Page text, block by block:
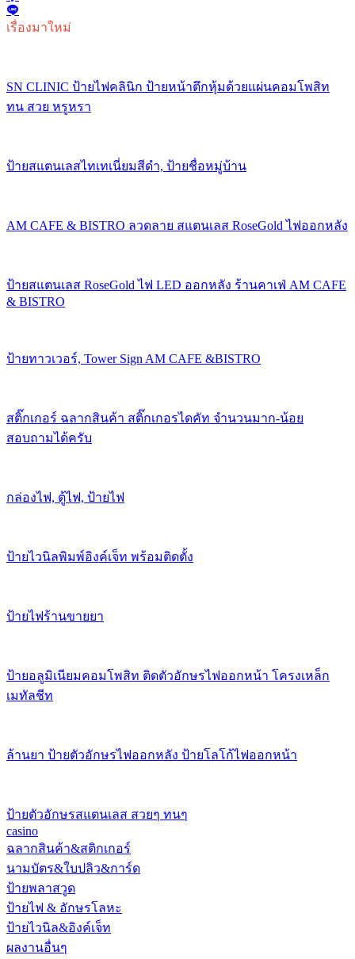
เรื่องมาใหม่
SN CLINIC ป้ายไฟคลินิก ป้ายหน้าตึกหุ้มด้วยแผ่นคอมโพสิท
ทน สวย หรูหรา
ป้ายสแตนเลสไทเทเนี่ยมสีดำ, ป้ายชื่อหมู่บ้าน
AM CAFE & BISTRO ลวดลาย สแตนเลส RoseGold ไฟออกหลัง
ป้ายสแตนเลส RoseGold ไฟ LED ออกหลัง ร้านคาเฟ่ AM CAFE
& BISTRO
ป้ายทาวเวอร์, Tower Sign AM CAFE &BISTRO
สติ๊กเกอร์ ฉลากสินค้า สติ๊กเกอรไดคัท จำนวนมาก-น้อย
สอบถามได้ครับ
กล่องไฟ, ตู้ไฟ, ป้ายไฟ
ป้ายไวนิลพิมพ์อิงค์เจ็ท พร้อมติดตั้ง
ป้ายไฟร้านขายยา
ป้ายอลูมิเนียมคอมโพสิท ติดตัวอักษรไฟออกหน้า โครงเหล็ก
เมทัลชีท
ล้านยา ป้ายตัวอักษรไฟออกหลัง ป้ายโลโก้ไฟออกหน้า
ป้ายตัวอักษรสแตนเลส สวยๆ ทนๆ
casino
ฉลากสินค้า&สติกเกอร์
นามบัตร&ใบปลิว&การ์ด
ป้ายพลาสวูด
ป้ายไฟ & อักษรโลหะ
ป้ายไวนิล&อิงค์เจ็ท
ผลงานอื่นๆ